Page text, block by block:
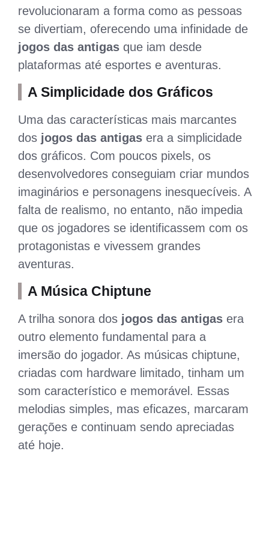
revolucionaram a forma como as pessoas
se divertiam, oferecendo uma infinidade de
jogos das antigas que iam desde
plataformas até esportes e aventuras.
A Simplicidade dos Gráficos
Uma das características mais marcantes
dos jogos das antigas era a simplicidade
dos gráficos. Com poucos pixels, os
desenvolvedores conseguiam criar mundos
imaginários e personagens inesquecíveis. A
falta de realismo, no entanto, não impedia
que os jogadores se identificassem com os
protagonistas e vivessem grandes
aventuras.
A Música Chiptune
A trilha sonora dos jogos das antigas era
outro elemento fundamental para a
imersão do jogador. As músicas chiptune,
criadas com hardware limitado, tinham um
som característico e memorável. Essas
melodias simples, mas eficazes, marcaram
gerações e continuam sendo apreciadas
até hoje.